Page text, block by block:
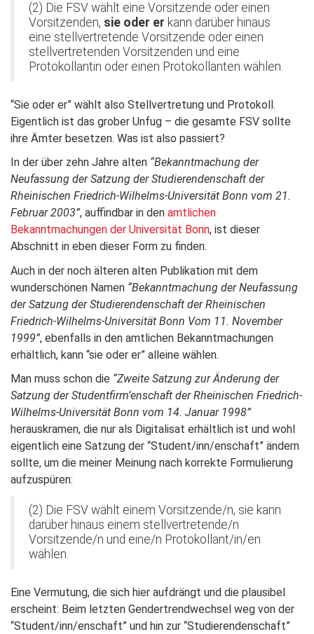
(2) Die FSV wählt eine Vorsitzende oder einen
Vorsitzenden, sie oder er kann darüber hinaus
eine stellvertretende Vorsitzende oder einen
stellvertretenden Vorsitzenden und eine
Protokollantin oder einen Protokollanten wählen.
“Sie oder er” wählt also Stellvertretung und Protokoll.
Eigentlich ist das grober Unfug – die gesamte FSV sollte
ihre Ämter besetzen. Was ist also passiert?
In der über zehn Jahre alten “Bekanntmachung der
Neufassung der Satzung der Studierendenschaft der
Rheinischen Friedrich-Wilhelms-Universität Bonn vom 21.
Februar 2003”, auffindbar in den amtlichen
Bekanntmachungen der Universität Bonn, ist dieser
Abschnitt in eben dieser Form zu finden.
Auch in der noch älteren alten Publikation mit dem
wunderschönen Namen “Bekanntmachung der Neufassung
der Satzung der Studierendenschaft der Rheinischen
Friedrich-Wilhelms-Universität Bonn Vom 11. November
1999”, ebenfalls in den amtlichen Bekanntmachungen
erhältlich, kann “sie oder er” alleine wählen.
Man muss schon die “Zweite Satzung zur Änderung der
Satzung der Studentfirm’enschaft der Rheinischen Friedrich-
Wilhelms-Universität Bonn vom 14. Januar 1998”
herauskramen, die nur als Digitalisat erhältlich ist und wohl
eigentlich eine Satzung der “Student/inn/enschaft” ändern
sollte, um die meiner Meinung nach korrekte Formulierung
aufzuspüren:
(2) Die FSV wählt einem Vorsitzende/n, sie kann
darüber hinaus einem stellvertretende/n
Vorsitzende/n und eine/n Protokollant/in/en
wählen.
Eine Vermutung, die sich hier aufdrängt und die plausibel
erscheint: Beim letzten Gendertrendwechsel weg von der
“Student/inn/enschaft” und hin zur “Studierendenschaft”